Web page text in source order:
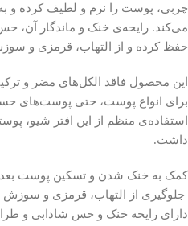
چربی، پوست را نرم و لطیف کرده و
می‌کند. رایحه‌ی خنک و ماندگار آن،
حفظ کرده و از التهاب، قرمزی و
این محصول فاقد الکل‌های مضر و
برای انواع پوست، حتی پوست‌های
استفاده‌ی منظم از این افتر شیو،
داشت.
کمک به خنک شدن و تسکین پوست بعد
جلوگیری از التهاب، قرمزی و
دارای رایحه خنک و حس شادابی و